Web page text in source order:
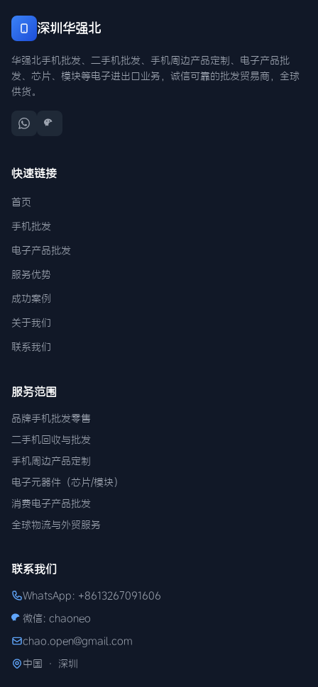
深圳华强北
华强北手机批发、二手机批发、手机周边产品定制、电子产品批
发、芯片、模块等电子进出口业务，诚信可靠的批发贸易商，全球
供货。
快速链接
首页
手机批发
电子产品批发
服务优势
成功案例
关于我们
联系我们
服务范围
品牌手机批发零售
二手机回收与批发
手机周边产品定制
电子元器件（芯片/模块）
消费电子产品批发
全球物流与外贸服务
联系我们
WhatsApp: +8613267091606
微信: chaoneo
chao.open@gmail.com
中国 · 深圳